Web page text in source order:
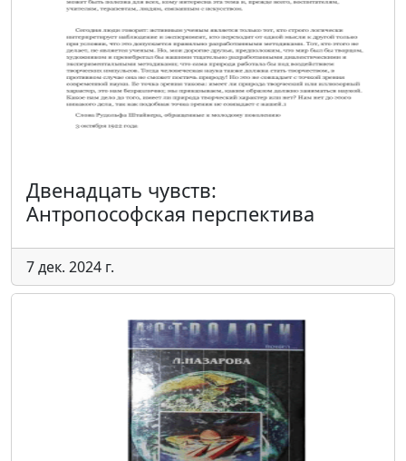
Двенадцать чувств:
Антропософская перспектива
7 дек. 2024 г.